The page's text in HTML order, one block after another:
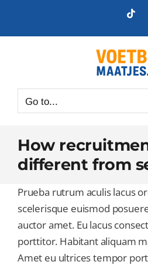
content
Go to...
How
different from
Prueba rutrum aculis lacus
scelerisque euismod
auctor amet. Eu lacus
porttitor. Habitant aliquam
Amet eu ultrices tempor